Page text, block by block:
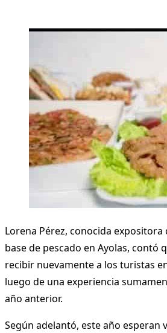
Lorena Pérez, conocida
base de pescado en Ayolas, contó
recibir nuevamente a los turistas
luego de una experiencia
año anterior.
Según adelantó, este año esperan